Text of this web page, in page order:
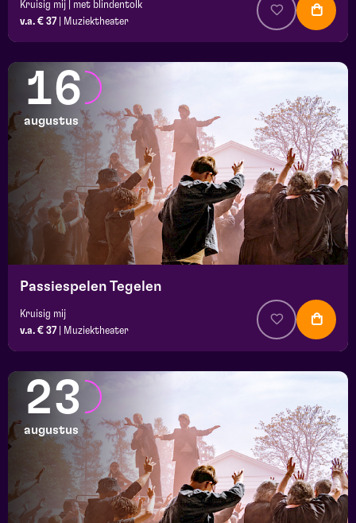
Kruisig mij | met blindentolk
v.a. € 37
Muziektheater
16
augustus
Passiespelen Tegelen
Kruisig mij
v.a. € 37
Muziektheater
23
augustus